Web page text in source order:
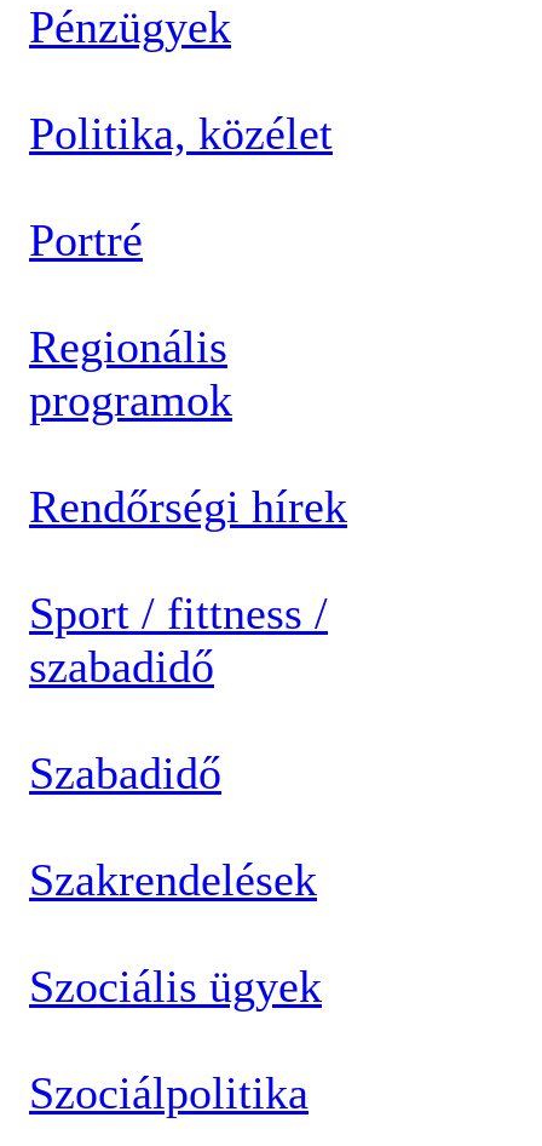
Pénzügyek
Politika, közélet
Portré
Regionális
programok
Rendőrségi hírek
Sport / fittness /
szabadidő
Szabadidő
Szakrendelések
Szociális ügyek
Szociálpolitika